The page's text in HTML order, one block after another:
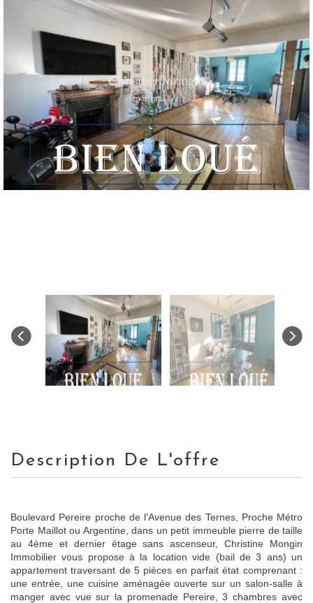
Description De L'offre
Boulevard Pereire proche de l'Avenue des Ternes, Proche Métro
Porte Maillot ou Argentine, dans un petit immeuble pierre de taille
au 4ème et dernier étage sans ascenseur, Christine Mongin
Immobilier vous propose à la location vide (bail de 3 ans) un
appartement traversant de 5 pièces en parfait état comprenant :
une entrée, une cuisine aménagée ouverte sur un salon-salle à
manger avec vue sur la promenade Pereire, 3 chambres avec